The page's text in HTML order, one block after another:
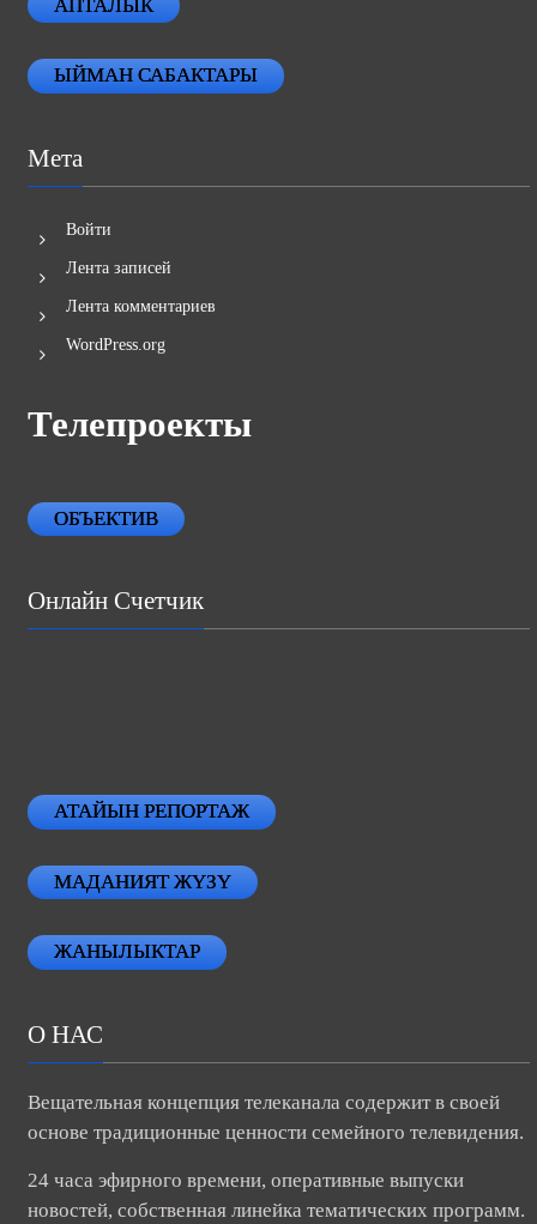
АПТАЛЫК
ЫЙМАН САБАКТАРЫ
Мета
Войти
Лента записей
Лента комментариев
WordPress.org
Телепроекты
ОБЪЕКТИВ
Онлайн Счетчик
АТАЙЫН РЕПОРТАЖ
МАДАНИЯТ ЖҮЗҮ
ЖАНЫЛЫКТАР
О НАС
Вещательная концепция телеканала содержит в своей
основе традиционные ценности семейного телевидения.
24 часа эфирного времени, оперативные выпуски
новостей, собственная линейка тематических программ.